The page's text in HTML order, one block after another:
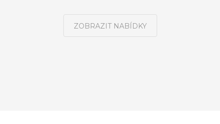
ZOBRAZIT NABÍDKY